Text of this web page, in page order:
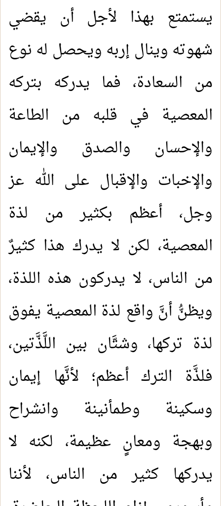
يستمتع بهذا لأجل أن يقضي
شهوته وينال إربه ويحصل له نوع
من السعادة، فما يدركه بتركه
المعصية في قلبه من الطاعة
والإحسان والصدق والإيمان
والإخبات والإقبال على الله عز
وجل، أعظم بكثير من لذة
المعصية، لكن لا يدرك هذا كثيرٌ
من الناس، لا يدركون هذه اللذة،
ويظنُّ أنَّ واقع لذة المعصية يفوق
لذة تركها، وشتَّان بين اللَّذَّتين،
فلذَّة الترك أعظم؛ لأنَّها إيمان
وسكينة وطمأنينة وانشراح
وبهجة ومعانٍ عظيمة، لكنه لا
يدركها كثير من الناس، لأننا